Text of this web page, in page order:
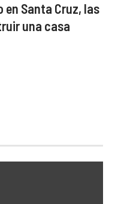
en Santa Cruz, las
una casa